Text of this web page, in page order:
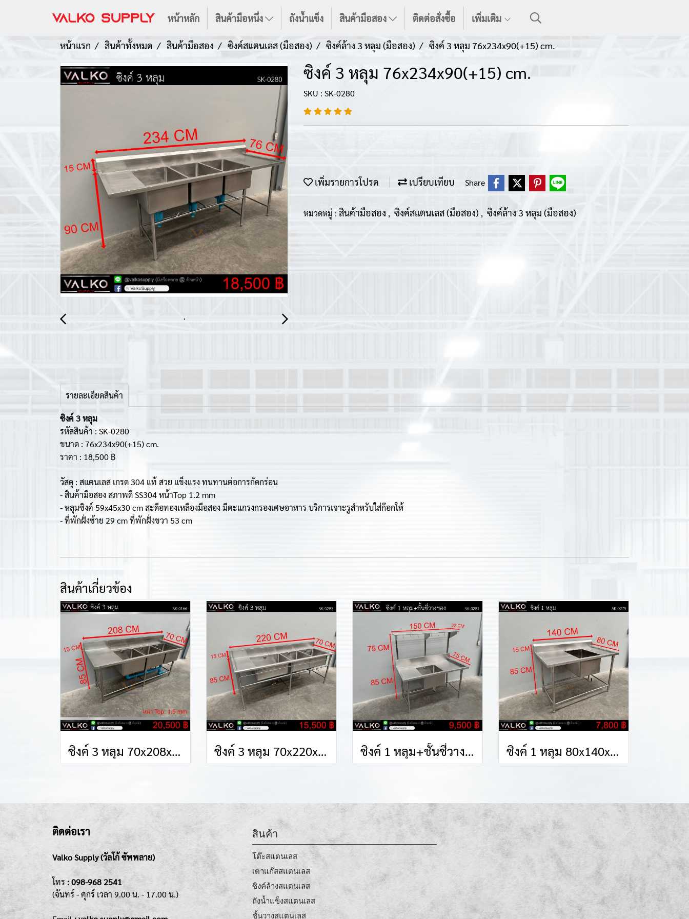
หน้าหลัก สินค้ามือหนึ่ง ถังน้ำแข็ง สินค้ามือสอง ติดต่อสั่งซื้อ เพิ่มเติม
หน้าแรก สินค้าทั้งหมด สินค้ามือสอง ซิงค์สแตนเลส (มือสอง) ซิงค์ล้าง 3 หลุม (มือสอง) ซิงค์ 3 หลุม 76x234x90(+15) cm.
ซิงค์ 3 หลุม 76x234x90(+15) cm.
SKU : SK-0280
เพิ่มรายการโปรด เปรียบเทียบ Share
หมวดหมู่ : สินค้ามือสอง , ซิงค์สแตนเลส (มือสอง) , ซิงค์ล้าง 3 หลุม (มือสอง)
รายละเอียดสินค้า
ซิงค์ 3 หลุม
รหัสสินค้า : SK-0280
ขนาด : 76x234x90(+15) cm.
ราคา : 18,500 ฿
วัสดุ : สแตนเลส เกรด 304 แท้ สวย แข็งแรง ทนทานต่อการกัดกร่อน
- สินค้ามือสอง สภาพดี SS304 หน้าTop 1.2 mm
- หลุมซิงค์ 59x45x30 cm สะดือทองเหลืองมือสอง มีตะแกรงกรองเศษอาหาร บริการเจาะรูสำหรับใส่ก๊อกให้
- ที่พักฝั่งซ้าย 29 cm ที่พักฝั่งขวา 53 cm
สินค้าเกี่ยวข้อง
ซิงค์ 3 หลุม 70x208x85+15 cm. ซิงค์ 3 หลุม 70x220x85(+15) cm. ซิงค์ 1 หลุม+ชั้นซี่วางของ 75x150x85(+75) cm. ซิงค์ 1 หลุม 80x140x85(+15) cm.
ติดต่อเรา
Valko Supply (วัลโก้ ซัพพลาย)
โทร :098-968 2541
(จันทร์ - ศุกร์ เวลา 9.00 น. - 17.00 น.)
สินค้า
โต๊ะสแตนเลส
เตาแก๊สสแตนเลส
ซิงค์ล้างสแตนเลส
ถังน้ำแข็งสแตนเลส
ชั้นวางสแตนเลส